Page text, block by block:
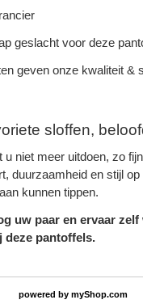
geslacht voor deze
geven onze kwaliteit &
sloffen,
u niet meer uitdoen, zo
duurzaamheid en stijl
kunnen tippen.
uw paar en ervaar zelf
deze pantoffels.
powered by myShop.com